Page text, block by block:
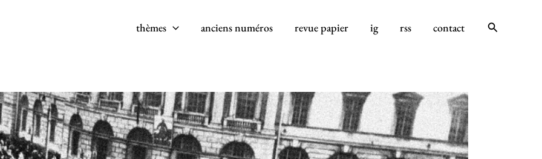
thèmes anciens numéros revue papier ig rss contact Rechercher